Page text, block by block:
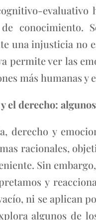
conocimiento.
una injusticia no
permite ver las
más humanas
el derecho:
derecho y
racionales,
Sin
y
ni se aplican
algunos de